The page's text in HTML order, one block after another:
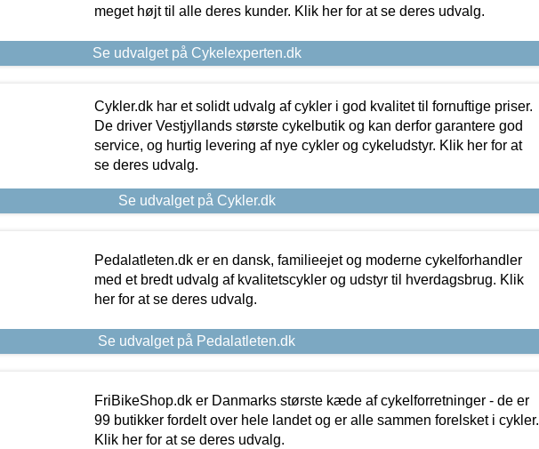
meget højt til alle deres kunder. Klik her for at se deres udvalg.
Se udvalget på Cykelexperten.dk
Cykler.dk har et solidt udvalg af cykler i god kvalitet til fornuftige priser.
De driver Vestjyllands største cykelbutik og kan derfor garantere god
service, og hurtig levering af nye cykler og cykeludstyr. Klik her for at
se deres udvalg.
Se udvalget på Cykler.dk
Pedalatleten.dk er en dansk, familieejet og moderne cykelforhandler
med et bredt udvalg af kvalitetscykler og udstyr til hverdagsbrug. Klik
her for at se deres udvalg.
Se udvalget på Pedalatleten.dk
FriBikeShop.dk er Danmarks største kæde af cykelforretninger - de er
99 butikker fordelt over hele landet og er alle sammen forelsket i cykler.
Klik her for at se deres udvalg.